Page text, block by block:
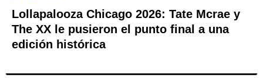
Lollapalooza Chicago 2026: Tate Mcrae y
The XX le pusieron el punto final a una
edición histórica